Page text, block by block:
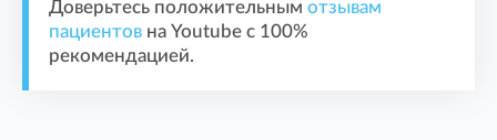
Доверьтесь положительным отзывам
пациентов на Youtube с 100%
рекомендацией.